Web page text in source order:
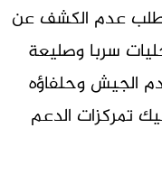
طلب عدم الكشف عن
سربا وصليعة
الجيش وحلفاؤه
تمركزات الدعم